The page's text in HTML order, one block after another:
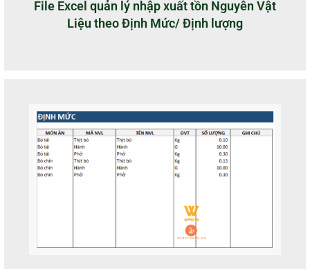
File Excel quản lý nhập xuất tồn Nguyên Vật
Liệu theo Định Mức/ Định lượng